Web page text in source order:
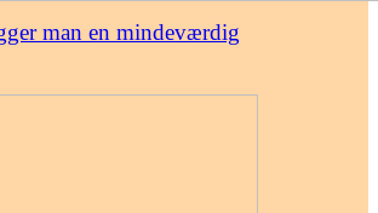
man en mindeværdig